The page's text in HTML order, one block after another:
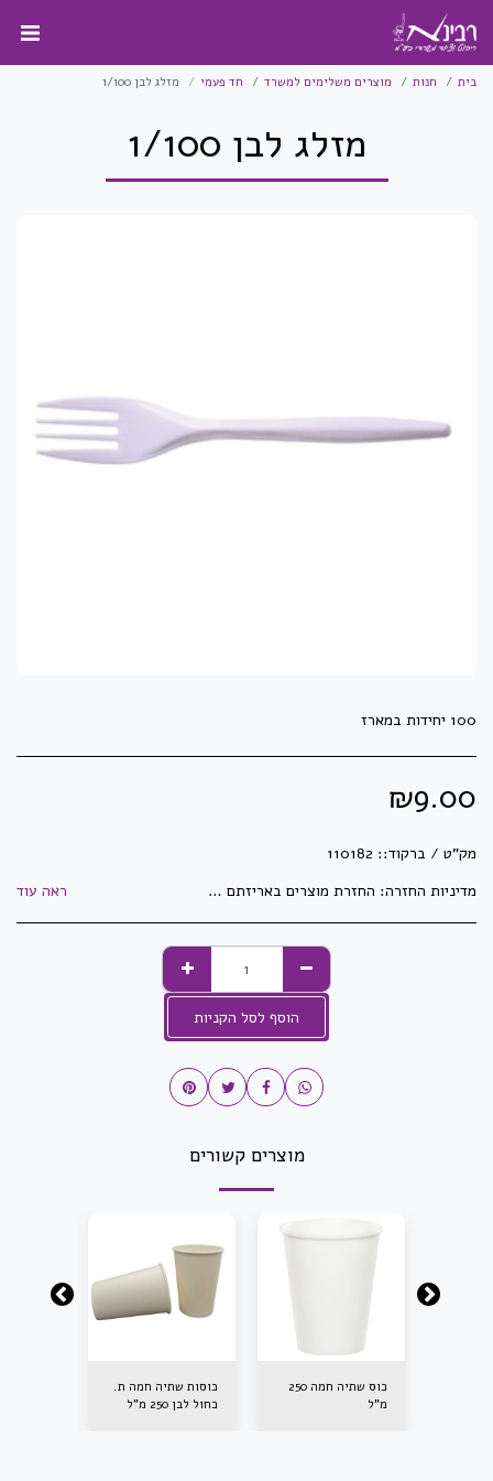
בית חנות מוצרים משלימים למשרד חד פעמי מזלג לבן 1/100
מזלג לבן 1/100
100 יחידות במארז
₪9.00
מק"ט / ברקוד:: 110182
מדיניות החזרה: החזרת מוצרים באריזתם המקורית בלבד וזאת בלבד שלא נעשה בהם שימוש! לא ניתן להחזיר מוצרי חשמל לאחר פתיחתם ו/או הפעלתם. לא ניתן להחזיר מדפסות, מגרסות ושאר מיכון לאחר פתיחת האריזה. לא ניתן להחזיר ראשי דיו וטונרים לאחר פתיחתם ו/או שימוש. לא ניתן להחזיר מוצרים שנעשו/יוצרו בהזמנה מיוחדת ואושרו ע&quot;י הלקוח. לא ניתן להחזיר מוצרים שהוזמנו במיוחד עבור הלקוח. לא ניתן להחזיר דברי דפוס וחותמות שעברו הגהה ואושרו ע&quot;י הלקוח. התמונות באתר הינן להמחשה בלבד - ייתכנו שינויים באריזה ובנראות המוצר. ט.ל.ח ראה עוד
הוסף לסל הקניות
מוצרים קשורים
כוס שתיה חמה 250
מ"ל
כוסות שתיה חמה ת.
כחול לבן 250 מ"ל